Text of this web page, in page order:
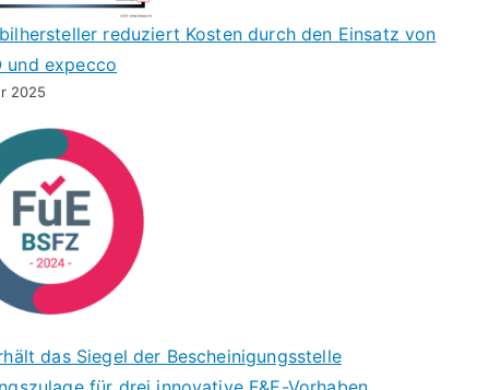
reduziert Kosten durch den Einsatz von
und expecco
2025
das Siegel der Bescheinigungsstelle